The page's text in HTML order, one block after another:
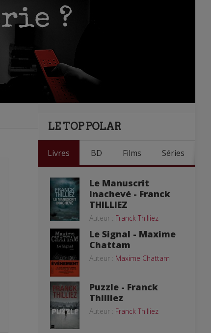
LE TOP POLAR
Livres BD Films Séries
Le Manuscrit
inachevé - Franck
THILLIEZ
Auteur : Franck Thilliez
Le Signal - Maxime
Chattam
Auteur : Maxime Chattam
Puzzle - Franck
Thilliez
Auteur : Franck Thilliez